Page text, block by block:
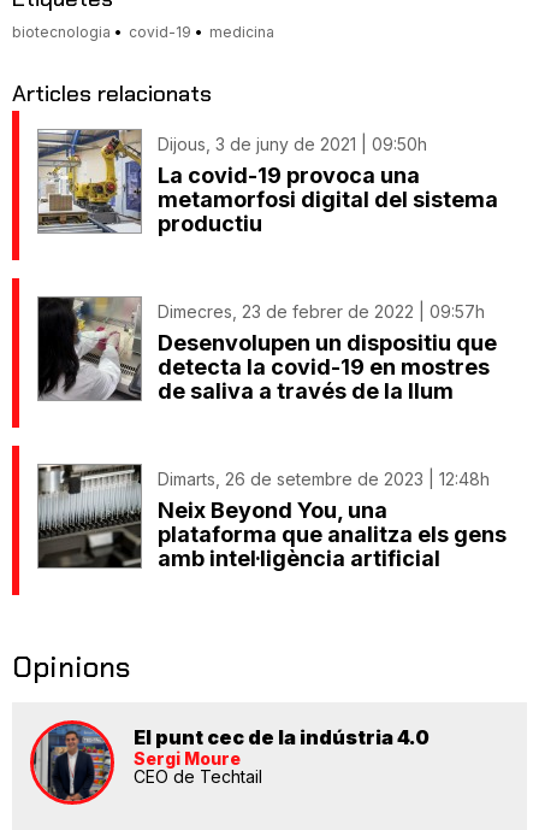
biotecnologia covid-19 medicina
Articles relacionats
Dijous, 3 de juny de 2021 | 09:50h
La covid-19 provoca una
metamorfosi digital del sistema
productiu
Dimecres, 23 de febrer de 2022 | 09:57h
Desenvolupen un dispositiu que
detecta la covid-19 en mostres
de saliva a través de la llum
Dimarts, 26 de setembre de 2023 | 12:48h
Neix Beyond You, una
plataforma que analitza els gens
amb intel·ligència artificial
Opinions
El punt cec de la indústria 4.0
Sergi Moure
CEO de Techtail